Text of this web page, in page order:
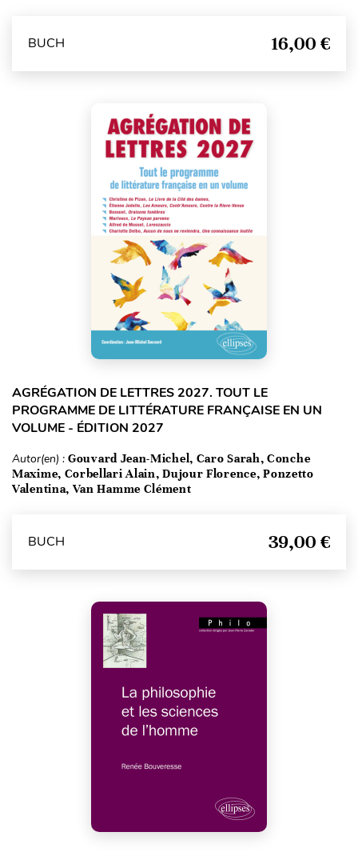
BUCH 16,00 €
AGRÉGATION DE LETTRES 2027. TOUT LE
PROGRAMME DE LITTÉRATURE FRANÇAISE EN UN
VOLUME - ÉDITION 2027
Autor(en) : Gouvard Jean-Michel, Caro Sarah, Conche
Maxime, Corbellari Alain, Dujour Florence, Ponzetto
Valentina, Van Hamme Clément
BUCH 39,00 €